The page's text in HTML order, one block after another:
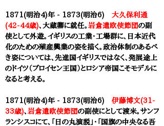
1871(明治4)年 - 1873(明治6)
大久保利通
(42-44歳)、大蔵卿に就任。 岩倉遣欧使節団の副
使として外遊。イギリスの工業・工場群に、日本近代
化のための殖産興業の姿を描く。 政治体制のあるべ
き姿については、先進国イギリスではなく、発展途上
のドイツ（プロイセン王国）とロシア帝国こそモデルに
なると考える。
1871(明治4)年 - 1873(明治6) 伊藤博文(31-
33歳)、 岩倉遣欧使節団の副使にとして渡米。サンフ
ランシスコにて、「日の丸演説」・「国旗の中央なる吾